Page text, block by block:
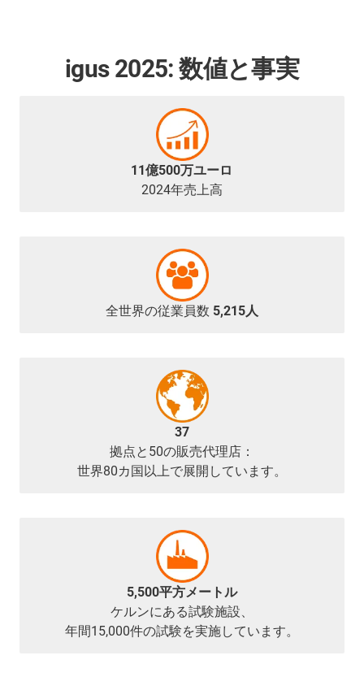
igus 2025: 数値と事実
11億500万ユーロ
2024年売上高
全世界の従業員数 5,215人
37
拠点と50の販売代理店：
世界80カ国以上で展開しています。
5,500平方メートル
ケルンにある試験施設、
年間15,000件の試験を実施しています。